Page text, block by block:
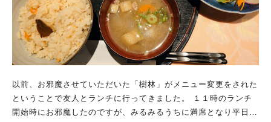
♪ やや甘めのタレが白ご飯に良くあうし、 お肉が柔らかくて、
肉の味が濃くて美味！ ご飯のおかわりを悩みましたが、 最後
は、肉のうまみで口の中を占めたかったので ごちそうさまでし
た。 お肉を食べてダイリキを知っていただきたい このおいしさ
と楽しさ、誰かに話したいな～と、 帰り際お店の方に「一人焼
の「取締役執行役員」！おえらさんでした！ 「喜んでいただけ
てうれしいです！ 豊南市場で約50年精肉店として商売をしてい
たのですが、約2年前に退店。 発祥の地でもある庄内には、また
以前、お邪魔させていただいた「樹林」がメニュー変更をされた
ということで友人とランチに行ってきました。 １１時のランチ
開始時にお邪魔したのですが、みるみるうちに満席となり平日な